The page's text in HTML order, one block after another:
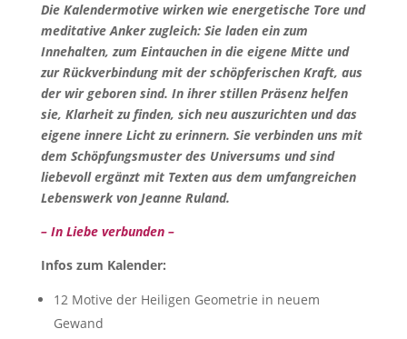
Die Kalendermotive wirken wie energetische Tore und
meditative Anker zugleich: Sie laden ein zum
Innehalten, zum Eintauchen in die eigene Mitte und
zur Rückverbindung mit der schöpferischen Kraft, aus
der wir geboren sind. In ihrer stillen Präsenz helfen
sie, Klarheit zu finden, sich neu auszurichten und das
eigene innere Licht zu erinnern. Sie verbinden uns mit
dem Schöpfungsmuster des Universums und sind
liebevoll ergänzt mit Texten aus dem umfangreichen
Lebenswerk von Jeanne Ruland.
– In Liebe verbunden –
Infos zum Kalender:
12 Motive der Heiligen Geometrie in neuem
Gewand